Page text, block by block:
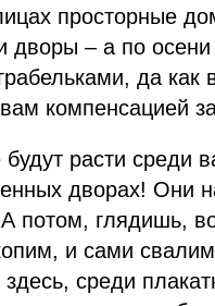
просторные
дворы – а по
да как
компенсацией
расти среди
дворах! Они
потом, глядишь,
и сами
среди